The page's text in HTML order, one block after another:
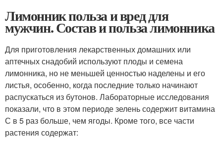
Лимонник польза и вред для
мужчин. Состав и польза лимонника
Для приготовления лекарственных домашних или
аптечных снадобий используют плоды и семена
лимонника, но не меньшей ценностью наделены и его
листья, особенно, когда последние только начинают
распускаться из бутонов. Лабораторные исследования
показали, что в этом периоде зелень содержит витамина
С в 5 раз больше, чем ягоды. Кроме того, все части
растения содержат: